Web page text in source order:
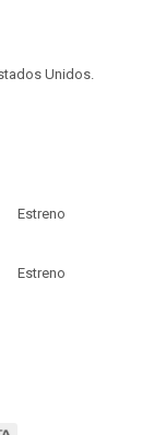
Unidos.
Estreno
Estreno